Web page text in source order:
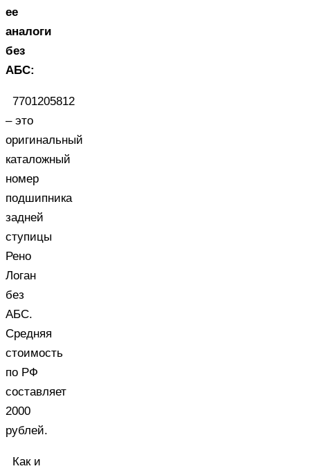
ее
аналоги
без
АБС:
7701205812
– это
оригинальный
каталожный
номер
подшипника
задней
ступицы
Рено
Логан
без
АБС.
Средняя
стоимость
по РФ
составляет
2000
рублей.
Как и